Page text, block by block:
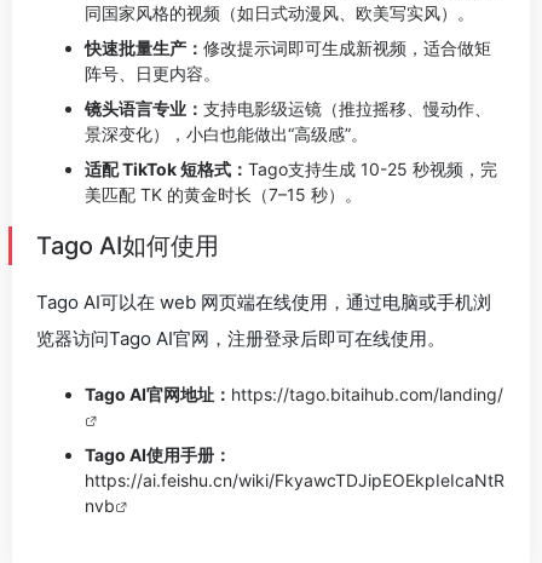
同国家风格的视频（如日式动漫风、欧美写实风）。
快速批量生产： 修改提示词即可生成新视频，适合做矩
阵号、日更内容。
镜头语言专业： 支持电影级运镜（推拉摇移、慢动作、
景深变化），小白也能做出“高级感”。
适配 TikTok 短格式： Tago支持生成 10-25 秒视频，完
美匹配 TK 的黄金时长（7–15 秒）。
Tago AI如何使用
Tago AI可以在 web 网页端在线使用，通过电脑或手机浏
览器访问Tago AI官网，注册登录后即可在线使用。
Tago AI官网地址： https://tago.bitaihub.com/landing/
Tago AI使用手册：
https://ai.feishu.cn/wiki/FkyawcTDJipEOEkpIeIcaNtR
nvb